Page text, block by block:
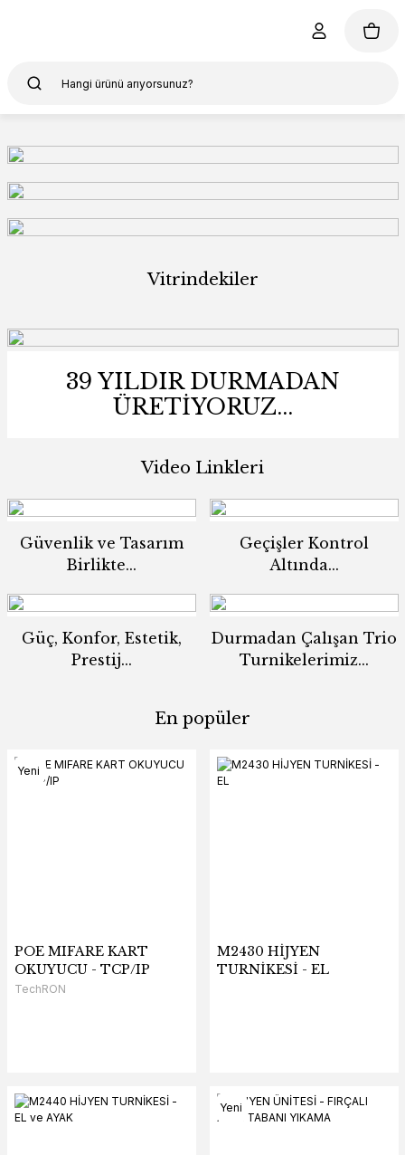
Vitrindekiler
Yeni
BOY TURNİKESİ TRIPLE
POE MIFARE KART OKUYUCU - TCP/IP
TechRON
Yeni
39 YILDIR DURMADAN
ÜRETİYORUZ...
Video Linkleri
Güvenlik ve Tasarım
Birlikte...
Geçişler Kontrol
Altında...
Güç, Konfor, Estetik,
Prestij...
Durmadan Çalışan Trio
Turnikelerimiz...
En popüler
Yeni
POE MIFARE KART
OKUYUCU - TCP/IP
TechRON
M2430 HİJYEN
TURNİKESİ - EL
Yeni